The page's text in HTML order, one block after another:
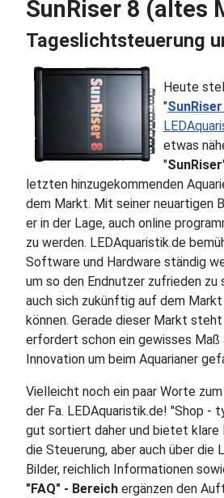
SunRiser 8 (altes
Tageslichtsteuerung
Heute
"
etwas
"SunRiser
letzten hinzugekommenden
dem Markt. Mit seiner neuartigen
er in der Lage, auch online
zu werden. LEDAquaristik.de
Software und Hardware ständig
um so den Endnutzer zufrieden
auch sich zukünftig auf dem
können. Gerade dieser Markt
erfordert schon ein gewisses Maß
Innovation um beim Aquarianer
Vielleicht noch ein paar Worte zum
der Fa. LEDAquaristik.de! "Shop -
gut sortiert daher und bietet klare
die Steuerung, aber auch über die
Bilder, reichlich Informationen
"FAQ" - Bereich ergänzen den